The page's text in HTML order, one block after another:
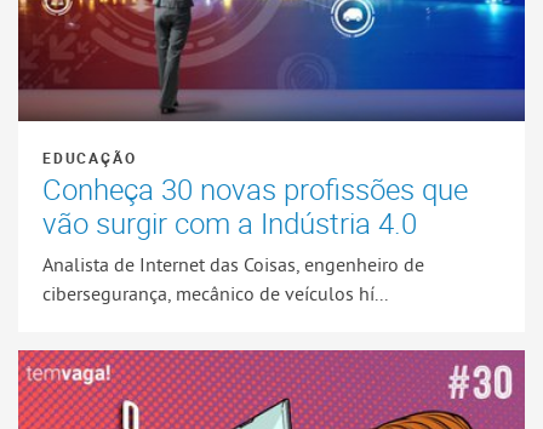
EDUCAÇÃO
Conheça 30 novas profissões que
vão surgir com a Indústria 4.0
Analista de Internet das Coisas, engenheiro de
cibersegurança, mecânico de veículos hí...